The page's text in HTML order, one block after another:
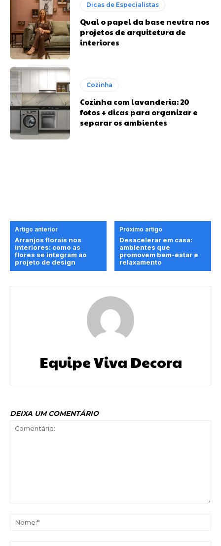
Dicas de Especialistas
Qual o papel da base neutra nos
projetos de arquitetura de
interiores
Cozinha
Cozinha com lavanderia: 20
fotos + dicas para organizar e
separar os ambientes
Artigo anterior
Arranjos florais nos
interiores: como as
flores se integram ao
projeto de design
Próximo artigo
Desacelerar em casa:
ambientes que
promovem bem-estar e
relaxamento
Equipe Viva Decora
DEIXA UM COMENTÁRIO